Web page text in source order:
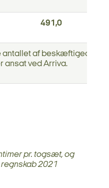
491,0
antallet af beskæftigede
ansat ved Arriva.
pr. togsæt, og
2021